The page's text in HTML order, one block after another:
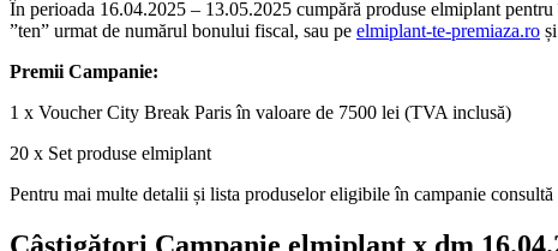
În perioada 16.04.2025 – 13.05.2025 cumpără produse elmiplant
”ten” urmat de numărul bonului fiscal, sau pe elmiplant-te-premiaza.ro
Premii Campanie:
1 x Voucher City Break Paris în valoare de 7500 lei (TVA inclusă)
20 x Set produse elmiplant
Pentru mai multe detalii și lista produselor eligibile în campanie consultă
Câștigători Campanie elmiplant x dm